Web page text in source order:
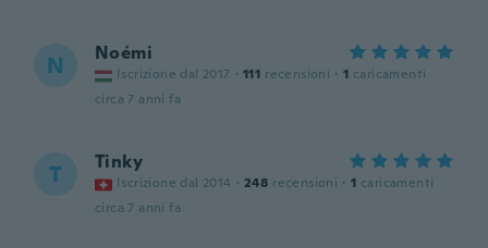
N Noémi
Iscrizione dal 2017 · 111 recensioni · 1 caricamenti
circa 7 anni fa
T Tinky
Iscrizione dal 2014 · 248 recensioni · 1 caricamenti
circa 7 anni fa